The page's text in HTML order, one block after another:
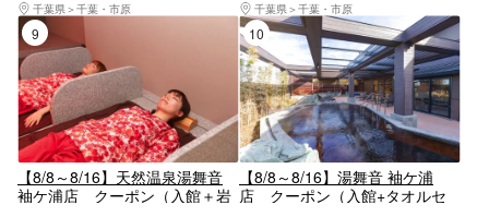
千葉県
千葉・市原
千葉県
千葉・市原
9位
【8/8～8/16】天然温泉湯舞音
袖ケ浦店 クーポン（入館＋岩
10位
【8/8～8/16】湯舞音 袖ケ浦
店 クーポン（入館+タオルセ